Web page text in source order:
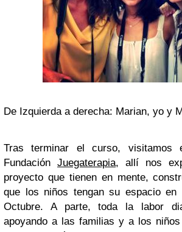
De Izquierda a derecha: Marian, yo y
Tras terminar el curso, visitamos
Fundación Juegaterapia, allí nos
proyecto que tienen en mente,
que los niños tengan su espacio
Octubre. A parte, toda la labor
apoyando a las familias y a los